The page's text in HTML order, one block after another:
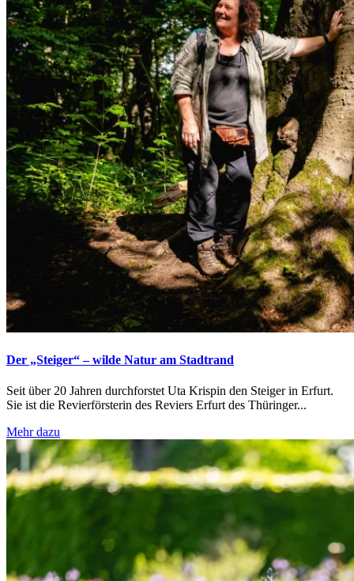
Der „Steiger“ – wilde Natur am Stadtrand
Seit über 20 Jahren durchforstet Uta Krispin den Steiger in Erfurt.
Sie ist die Revierförsterin des Reviers Erfurt des Thüringer...
Mehr dazu